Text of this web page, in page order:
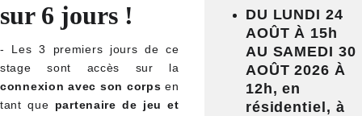
sur 6 jours !
- Les 3 premiers jours de ce
stage sont accès sur la
connexion avec son corps en
tant que partenaire de jeu et
DU LUNDI 24
AOÛT À 15h
AU SAMEDI 30
AOÛT 2026 À
12h, en
résidentiel, à